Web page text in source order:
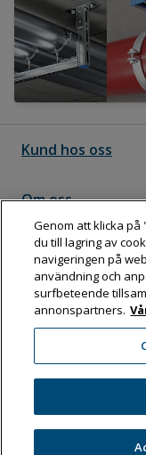
Kund hos oss
Om oss
Följ Dahl
Box
Genom att klicka
du till lagring av
navigeringen på
användning och
surfbeteende
annonspartners.